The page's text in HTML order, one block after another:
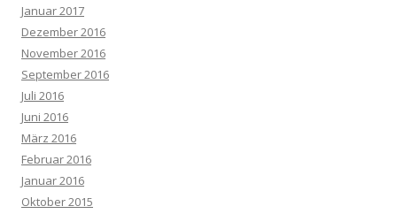
Januar 2017
Dezember 2016
November 2016
September 2016
Juli 2016
Juni 2016
März 2016
Februar 2016
Januar 2016
Oktober 2015